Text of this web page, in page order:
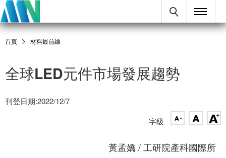
首頁 材料最前線
全球LED元件市場發展趨勢
刊登日期:2022/12/7
字級
黃孟嬌 / 工研院產科國際所